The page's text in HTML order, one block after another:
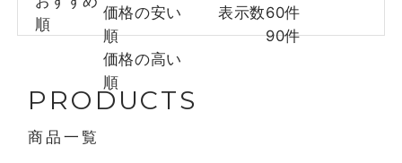
順
価格の安い
順
価格の高い
順
表示数60件
90件
PRODUCTS
商品一覧